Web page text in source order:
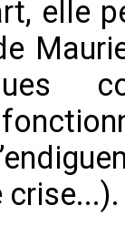
elle